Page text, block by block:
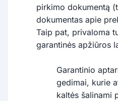
pirkimo dokumentą
dokumentas apie
Taip pat, privaloma
garantinės apžiūros
Garantinio
gedimai, kurie
kaltės šalinami